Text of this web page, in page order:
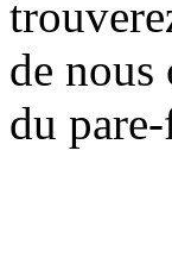
de nous
du